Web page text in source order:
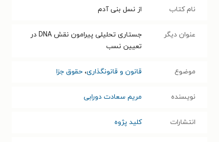
نام کتاب از نسل بنی آدم
عنوان دیگر
جستاری تحلیلی پیرامون نقش DNA در
تعیین نسب
موضوع قانون و قانونگذاری، حقوق جزا
نویسنده مریم سعادت دورابی
انتشارات کلید پژوه